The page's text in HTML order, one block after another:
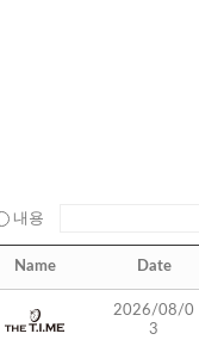
내용
Name Date
2026/08/0
3